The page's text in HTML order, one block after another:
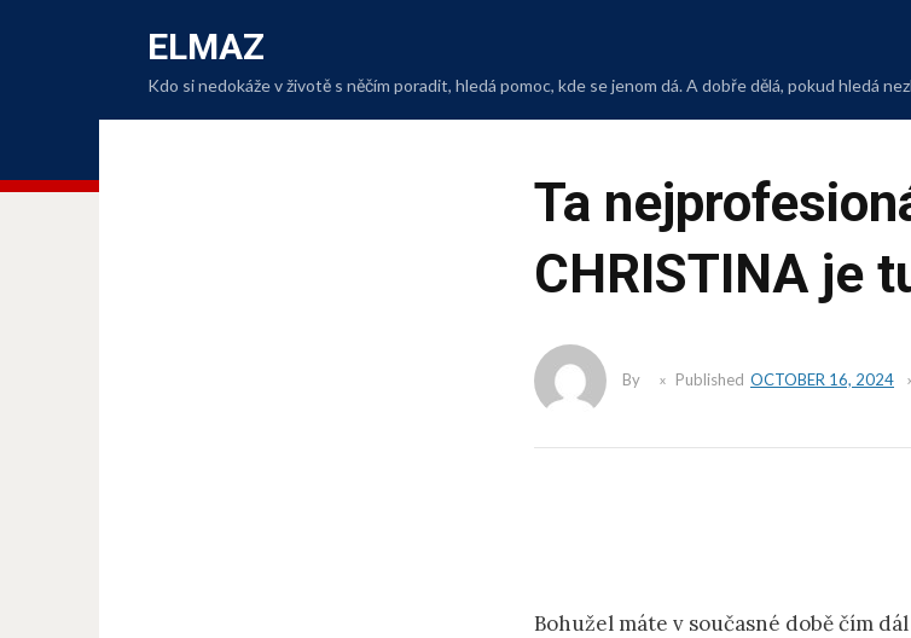
ELMAZ
Kdo si nedokáže v životě s něčím poradit, hledá pomoc, kde se jenom dá. A dobře dělá, pokud hledá
Ta
CHRISTINA je
By Published OCTOBER 16, 2024
Bohužel máte v současné době čím